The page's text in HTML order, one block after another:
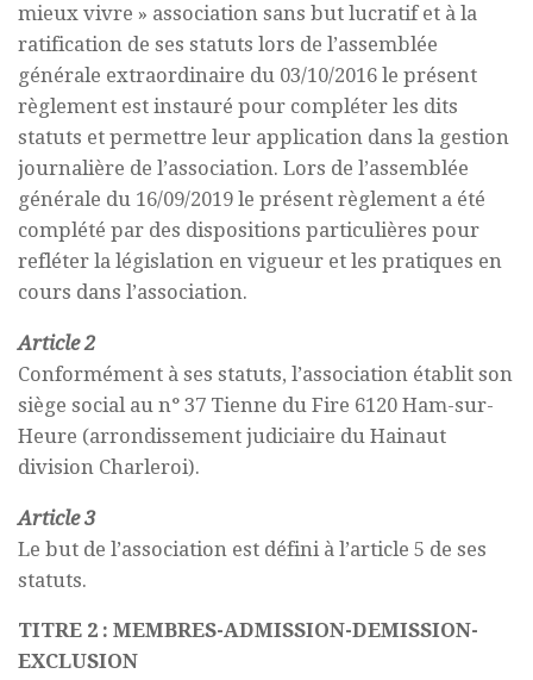
mieux vivre » association sans but lucratif et à la
ratification de ses statuts lors de l’assemblée
générale extraordinaire du 03/10/2016 le présent
règlement est instauré pour compléter les dits
statuts et permettre leur application dans la gestion
journalière de l’association. Lors de l’assemblée
générale du 16/09/2019 le présent règlement a été
complété par des dispositions particulières pour
refléter la législation en vigueur et les pratiques en
cours dans l’association.
Article 2
Conformément à ses statuts, l’association établit son
siège social au n° 37 Tienne du Fire 6120 Ham-sur-
Heure (arrondissement judiciaire du Hainaut
division Charleroi).
Article 3
Le but de l’association est défini à l’article 5 de ses
statuts.
TITRE 2 : MEMBRES-ADMISSION-DEMISSION-
EXCLUSION